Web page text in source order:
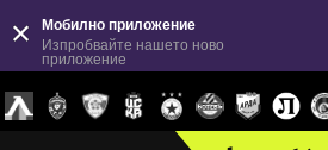
Мобилно приложение
Изпробвайте нашето ново
приложение